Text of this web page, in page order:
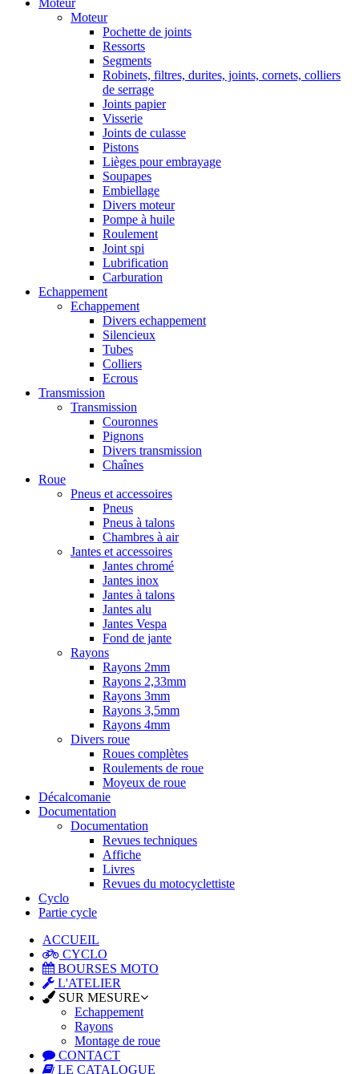
Moteur
Moteur
Pochette de joints
Ressorts
Segments
Robinets, filtres, durites, joints, cornets, colliers
de serrage
Joints papier
Visserie
Joints de culasse
Pistons
Lièges pour embrayage
Soupapes
Embiellage
Divers moteur
Pompe à huile
Roulement
Joint spi
Lubrification
Carburation
Echappement
Echappement
Divers echappement
Silencieux
Tubes
Colliers
Ecrous
Transmission
Transmission
Couronnes
Pignons
Divers transmission
Chaînes
Roue
Pneus et accessoires
Pneus
Pneus à talons
Chambres à air
Jantes et accessoires
Jantes chromé
Jantes inox
Jantes à talons
Jantes alu
Jantes Vespa
Fond de jante
Rayons
Rayons 2mm
Rayons 2,33mm
Rayons 3mm
Rayons 3,5mm
Rayons 4mm
Divers roue
Roues complètes
Roulements de roue
Moyeux de roue
Décalcomanie
Documentation
Documentation
Revues techniques
Affiche
Livres
Revues du motocyclettiste
Cyclo
Partie cycle
ACCUEIL
CYCLO
BOURSES MOTO
L'ATELIER
SUR MESURE
Echappement
Rayons
Montage de roue
CONTACT
LE CATALOGUE